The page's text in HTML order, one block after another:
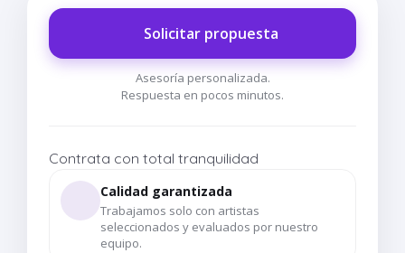
Solicitar propuesta
Asesoría personalizada.
Respuesta en pocos minutos.
Contrata con total tranquilidad
Calidad garantizada
Trabajamos solo con artistas
seleccionados y evaluados por nuestro
equipo.